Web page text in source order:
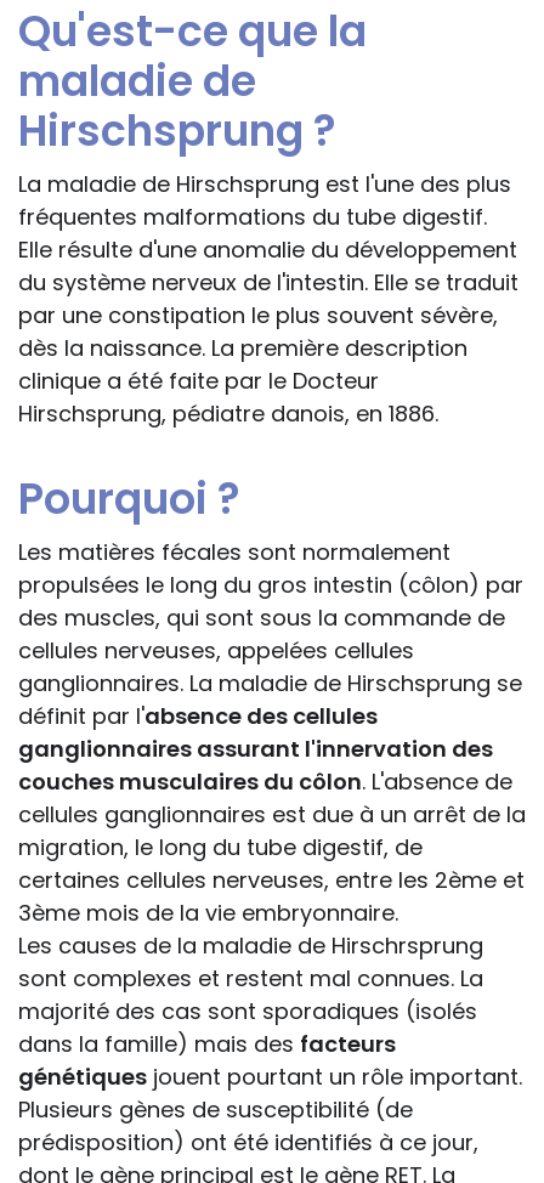
Qu'est-ce que la
maladie de
Hirschsprung ?
La maladie de Hirschsprung est l'une des plus
fréquentes malformations du tube digestif.
Elle résulte d'une anomalie du développement
du système nerveux de l'intestin. Elle se traduit
par une constipation le plus souvent sévère,
dès la naissance. La première description
clinique a été faite par le Docteur
Hirschsprung, pédiatre danois, en 1886.
Pourquoi ?
Les matières fécales sont normalement
propulsées le long du gros intestin (côlon) par
des muscles, qui sont sous la commande de
cellules nerveuses, appelées cellules
ganglionnaires. La maladie de Hirschsprung se
définit par l'absence des cellules
ganglionnaires assurant l'innervation des
couches musculaires du côlon. L'absence de
cellules ganglionnaires est due à un arrêt de la
migration, le long du tube digestif, de
certaines cellules nerveuses, entre les 2ème et
3ème mois de la vie embryonnaire.
Les causes de la maladie de Hirschrsprung
sont complexes et restent mal connues. La
majorité des cas sont sporadiques (isolés
dans la famille) mais des facteurs
génétiques jouent pourtant un rôle important.
Plusieurs gènes de susceptibilité (de
prédisposition) ont été identifiés à ce jour,
dont le gène principal est le gène RET. La
rédacteurs des fiches, qui sont
évidemment dans l’impossibilité de les
apprécier in abstracto.